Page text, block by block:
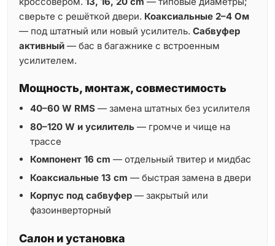
сверьте с решёткой двери. Коаксиальные 2–4 Ом
— под штатный или новый усилитель. Сабвуфер
активный — бас в багажнике с встроенным
усилителем.
Мощность, монтаж, совместимость
40–60 W RMS — замена штатных без усилителя
80–120 W и усилитель — громче и чище на
трассе
Компонент 16 cm — отдельный твитер и мидбас
Коаксиальные 13 cm — быстрая замена в двери
Корпус под сабвуфер — закрытый или
фазоинверторный
Салон и установка